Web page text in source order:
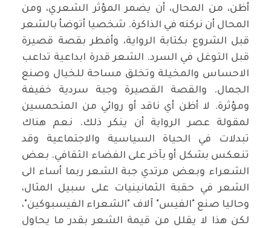
أظن، من المحال، أن يضمر المؤثر الشعري، ومن
المحال أن نركنه في الذاكرة. شخصيا أتوضأ بالشعر
قبل الشروع بكتابة الرواية، وأفطر بقصة قصيرة
قبل التوغل في السرد. الشعر قدرة ابداعية تداعب
الاحساس والمخيلة وتخلق مساحة للخيال وصنع
الجمال. والقصة القصيرة وجبة سردية خفيفة
ومؤثرة. لا أظن أي ناقد أو روائي من المتحمسين
لمقولة عصر الرواية أن ينكر ذلك. نعم هناك
تبدلات في الحياة السياسية والاجتماعية وقد
تنعكس بشكل أو بآخر على الفضاء الثقافي. بعض
الشعراء وبعض مرتدي جبة الشعر ربما أساء الى
الشعر في حقبة الثمانينيات على سبيل المثال،
وحاليا صنع "الفيس" آلاف "الشعراء الفيسبوكين"،
لكن هذا لا يقلل من قيمة الشعر بقدر ما يحاول